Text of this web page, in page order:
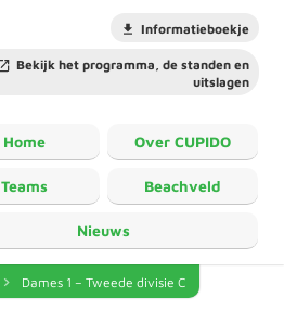
Informatieboekje
Bekijk het programma, de standen en
uitslagen
Home Over CUPIDO
Teams Beachveld
Nieuws
Dames 1 – Tweede divisie C